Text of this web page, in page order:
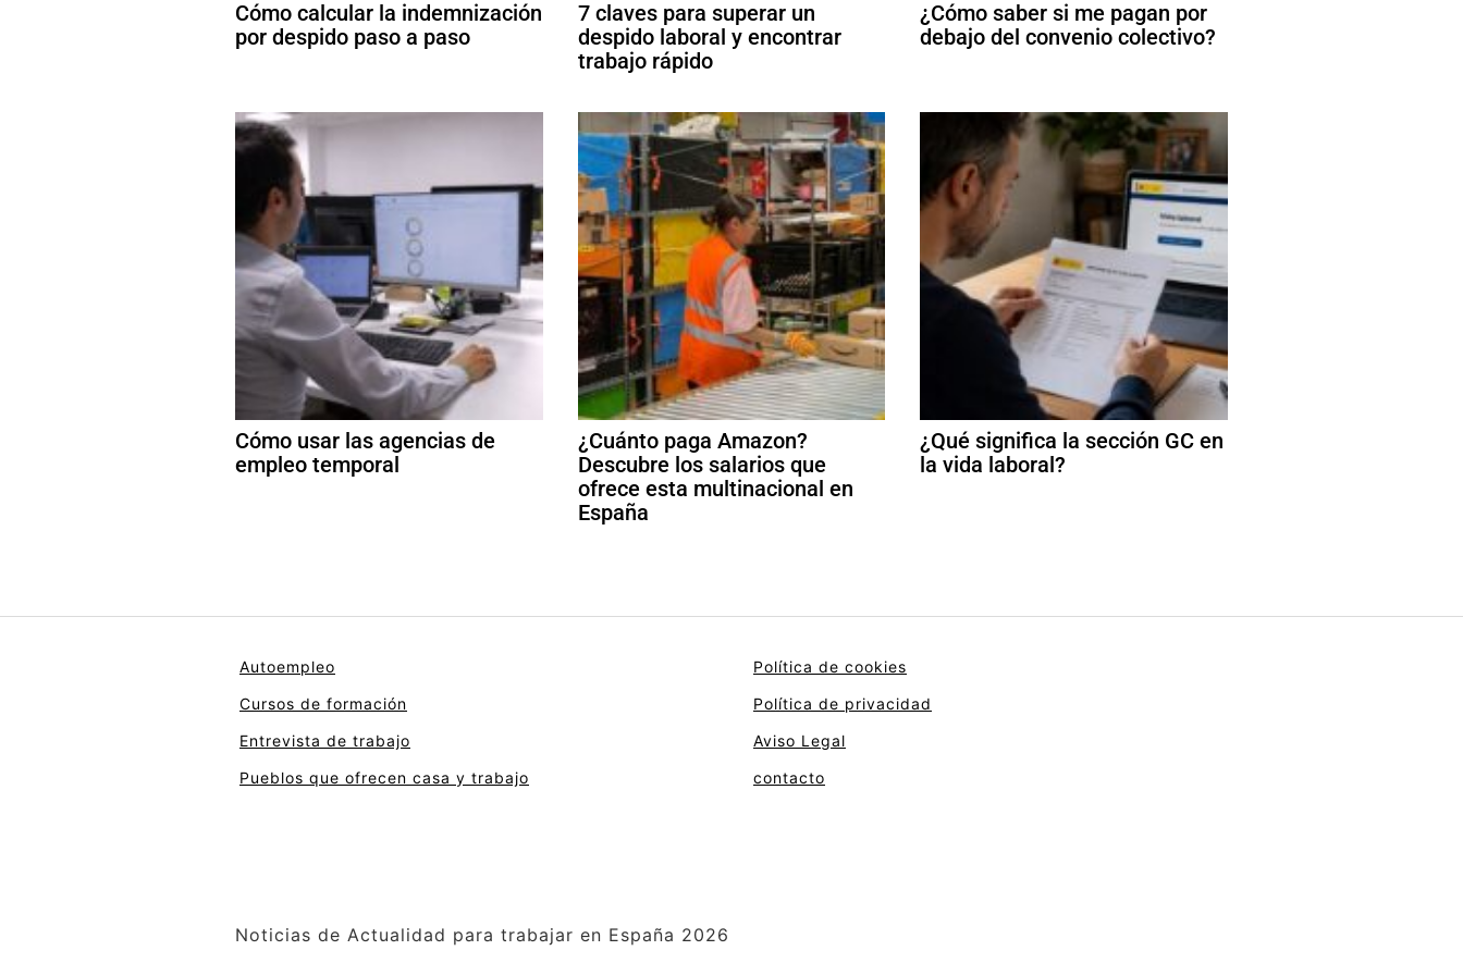
Cómo calcular la indemnización
por despido paso a paso
7 claves para superar un
despido laboral y encontrar
trabajo rápido
¿Cómo saber si me pagan por
debajo del convenio colectivo?
Cómo usar las agencias de
empleo temporal
¿Cuánto paga Amazon?
Descubre los salarios que
ofrece esta multinacional en
España
¿Qué significa la sección GC en
la vida laboral?
Autoempleo
Cursos de formación
Entrevista de trabajo
Pueblos que ofrecen casa y trabajo
Política de cookies
Política de privacidad
Aviso Legal
contacto
Noticias de Actualidad para trabajar en España 2026